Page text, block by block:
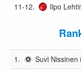
11-12. Ilpo
1. Suvi Nissinen